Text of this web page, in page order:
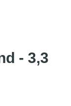
- 3,3